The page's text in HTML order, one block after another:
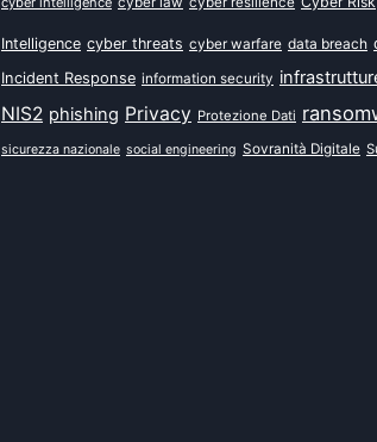
Intelligence cyber threats cyber warfare data breach
Incident Response information security
NIS2 phishing Privacy Protezione Dati
sicurezza nazionale social engineering Sovranità Digitale